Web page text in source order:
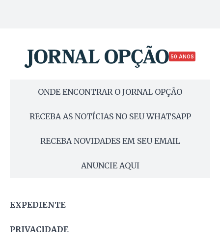
50 ANOS
ONDE ENCONTRAR O JORNAL OPÇÃO
RECEBA AS NOTÍCIAS NO SEU WHATSAPP
RECEBA NOVIDADES EM SEU EMAIL
ANUNCIE AQUI
EXPEDIENTE
PRIVACIDADE